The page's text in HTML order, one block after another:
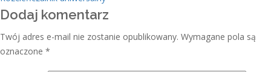
Dodaj komentarz
Twój adres e-mail nie zostanie opublikowany. Wymagane pola są
oznaczone *